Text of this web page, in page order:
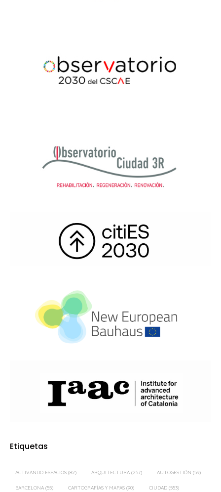
Etiquetas
ACTIVANDO ESPACIOS (82) ARQUITECTURA (257) AUTOGESTIÓN (59)
BARCELONA (55) CARTOGRAFÍAS Y MAPAS (90) CIUDAD (553)